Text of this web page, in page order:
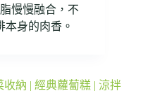
慢慢融合，不
身的肉香。